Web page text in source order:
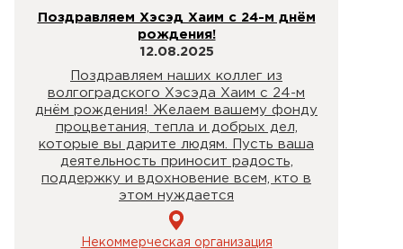
Поздравляем Хэсэд Хаим с 24-м днём
рождения!
12.08.2025
Поздравляем наших коллег из
волгоградского Хэсэда Хаим с 24-м
днём рождения! Желаем вашему фонду
процветания, тепла и добрых дел,
которые вы дарите людям. Пусть ваша
деятельность приносит радость,
поддержку и вдохновение всем, кто в
этом нуждается
Некоммерческая организация